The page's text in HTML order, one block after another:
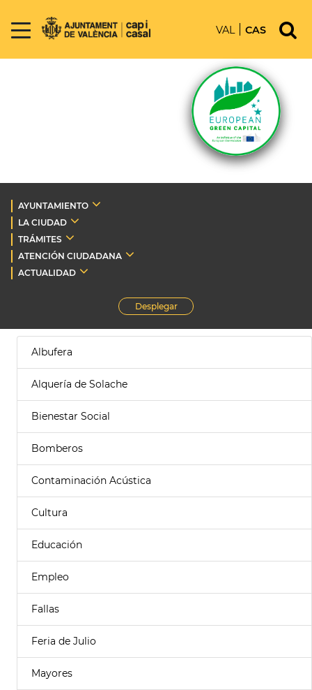
VAL CAS
AYUNTAMIENTO
LA CIUDAD
TRÁMITES
ATENCIÓN CIUDADANA
ACTUALIDAD
Desplegar
Albufera
Alquería de Solache
Bienestar Social
Bomberos
Contaminación Acústica
Cultura
Educación
Empleo
Fallas
Feria de Julio
Mayores